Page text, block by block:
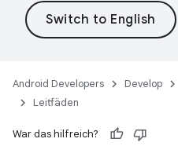
Android Developers Develop
Leitfäden
War das hilfreich?